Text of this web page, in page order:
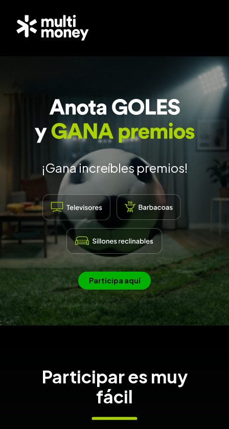
¡Gana increíbles premios!
Participa aquí
Participar es muy
fácil